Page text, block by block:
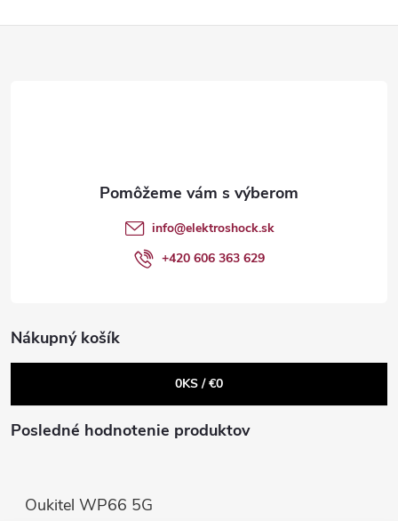
info@elektroshock.sk
+420 606 363 629
Nákupný košík
0KS /€0
Posledné hodnotenie produktov
Oukitel WP66 5G